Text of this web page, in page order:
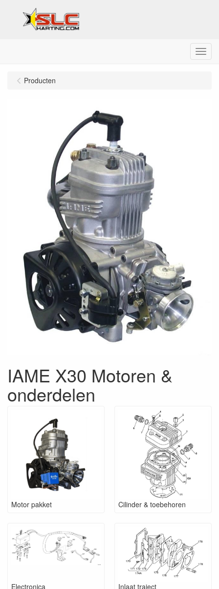
Menu
Producten
IAME X30 Motoren &
onderdelen
Motor pakket Cilinder & toebehoren
Electronica Inlaat traject